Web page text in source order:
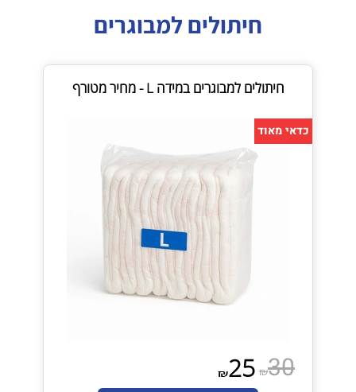
חיתולים למבוגרים
חיתולים למבוגרים במידה L - מחיר מטורף
כדאי מאוד
₪30
₪25